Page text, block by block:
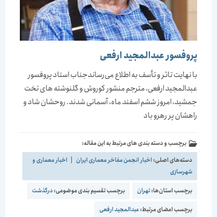
پروفسور عبدالمجید ارفعی
با نهایت تاثر و تأسف به اطلاع می‌رساندجناب استاد پروفسور
عبدالمجید ارفعی، مترجم منشور کوروش و گلنوشته های تخت
جمشید، امروز ششم اسفند ماه، آسمانی شدند. روحشان شاد و
راهشان پر رهرو باد
برچسب و دسته بندی های مرتبط به این مقاله:
دسته‌های اصلی:اخبار انجمن مفاخر معماری ایران |
اخبار معماری و
شهرسازی
برچسب استان‌ها:تهران برچسب تقسیم بندی موضوعی:درگذشت
برچسب اعضای مرتبط:عبدالمجید ارفعی